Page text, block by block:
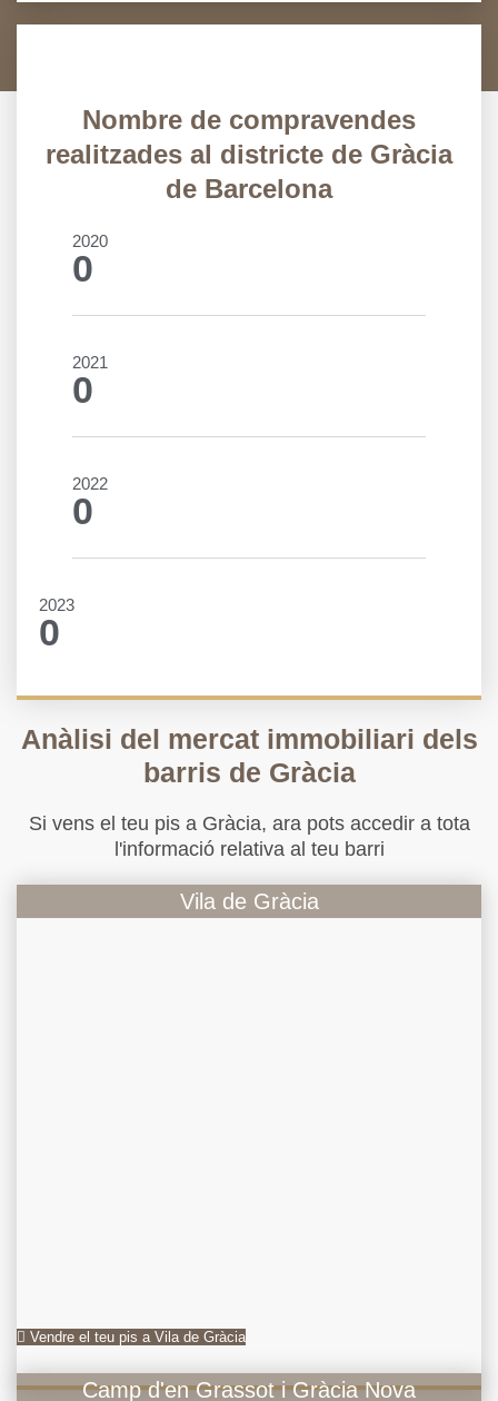
Nombre de compravendes
realitzades al districte de Gràcia
de Barcelona
2020
0
2021
0
2022
0
2023
0
Anàlisi del mercat immobiliari dels
barris de Gràcia
Si vens el teu pis a Gràcia, ara pots accedir a tota
l'informació relativa al teu barri
Vila de Gràcia
Vendre el teu pis a Vila de Gràcia
Camp d'en Grassot i Gràcia Nova